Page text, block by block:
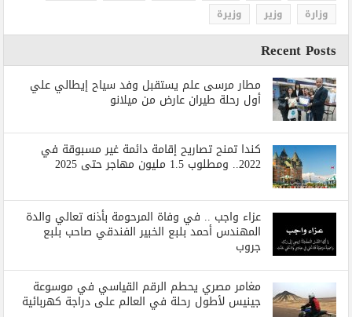
وزارة
وزير وزيرة
Recent Posts
مطار مرسى علم يستقبل وفد سياح إيطالي علي
أول رحلة طيران عارض من ميلانو
كندا تمنح تصاريح إقامة دائمة غير مسبوقة في
2022.. ومطلوب 1.5 مليون مهاجر حتى 2025
عزاء واجب .. في وفاة المرحومة بأذنه تعالي والدة
المهندس أحمد بلبع الخبير الفندقي صاحب بلبع
جروب
مغامر مصري يحطم الرقم القياسي في موسوعة
جينيس لأطول رحلة في العالم على دراجة كهربائية